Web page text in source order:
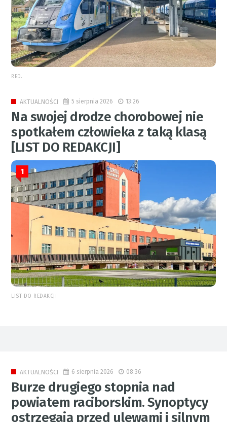
RED.
AKTUALNOŚCI 5 sierpnia 2026 13:26
Na swojej drodze chorobowej nie
spotkałem człowieka z taką klasą
[LIST DO REDAKCJI]
1
LIST DO REDAKCJI
AKTUALNOŚCI 6 sierpnia 2026 08:36
Burze drugiego stopnia nad
powiatem raciborskim. Synoptycy
ostrzegają przed ulewami i silnym